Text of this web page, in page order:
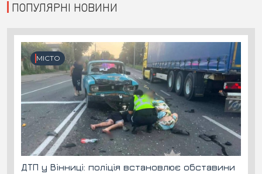
ПОПУЛЯРНІ НОВИНИ
МІСТО
ДТП у Вінниці: поліція встановлює обставини